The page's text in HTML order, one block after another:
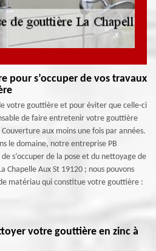
pour s’occuper de vos travaux
votre gouttière et pour éviter que celle-ci
de faire entretenir votre gouttière
aux moins une fois par années.
le domaine, notre entreprise PB
s’occuper de la pose et du nettoyage de
Chapelle Aux St 19120 ; nous pouvons
matériau qui constitue votre gouttière :
votre gouttière en zinc à